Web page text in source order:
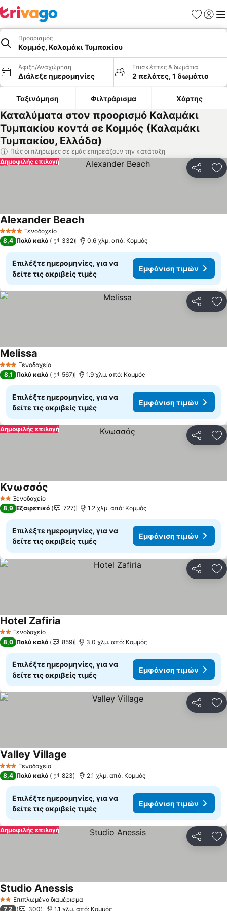
Προορισμός
Κομμός, Καλαμάκι Τυμπακίου
Άφιξη/Αναχώρηση
Διάλεξε ημερομηνίες
Επισκέπτες & δωμάτια
2 πελάτες, 1 δωμάτιο
Ταξινόμηση Φιλτράρισμα Χάρτης
Καταλύματα στον προορισμό Καλαμάκι
Τυμπακίου κοντά σε Κομμός (Καλαμάκι
Τυμπακίου, Ελλάδα)
Πώς οι πληρωμές σε εμάς επηρεάζουν την κατάταξη
Δημοφιλής επιλογή
4 ΑστέριαΞενοδοχείο
Alexander Beach
8,4 Πολύ καλό 332 0.6 χλμ. από: Κομμός
Επιλέξτε ημερομηνίες, για να
δείτε τις ακριβείς τιμές
Εμφάνιση τιμών
3 ΑστέριαΞενοδοχείο
Melissa
8,1 Πολύ καλό 567 1.9 χλμ. από: Κομμός
Επιλέξτε ημερομηνίες, για να
δείτε τις ακριβείς τιμές
Εμφάνιση τιμών
Δημοφιλής επιλογή
2 ΑστέριαΞενοδοχείο
Κνωσσός
8,9 Εξαιρετικό 727 1.2 χλμ. από: Κομμός
Επιλέξτε ημερομηνίες, για να
δείτε τις ακριβείς τιμές
Εμφάνιση τιμών
2 ΑστέριαΞενοδοχείο
Hotel Zafiria
8,0 Πολύ καλό 859 3.0 χλμ. από: Κομμός
Επιλέξτε ημερομηνίες, για να
δείτε τις ακριβείς τιμές
Εμφάνιση τιμών
3 ΑστέριαΞενοδοχείο
Valley Village
8,4 Πολύ καλό 823 2.1 χλμ. από: Κομμός
Επιλέξτε ημερομηνίες, για να
δείτε τις ακριβείς τιμές
Εμφάνιση τιμών
Δημοφιλής επιλογή
2 ΑστέριαΕπιπλωμένο διαμέρισμα
Studio Anessis
7,2 300 1.1 χλμ. από: Κομμός